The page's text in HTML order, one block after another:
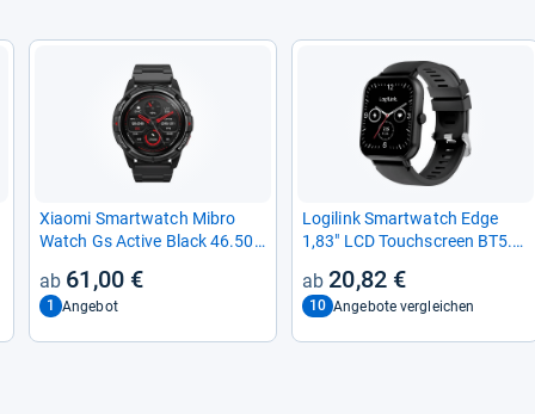
Xiaomi Smart­watch Mibro
Watch Gs Active Black 46.50
61,00 €
1 Angebot
Logi­link Smart­watch Edge
1,83" LCD Touch­s­creen BT5.2
20,82 €
10 Angebote vergleichen